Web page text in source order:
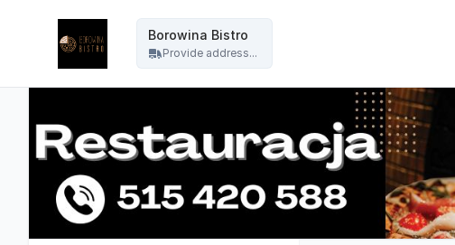
Borowina Bistro
Provide address...